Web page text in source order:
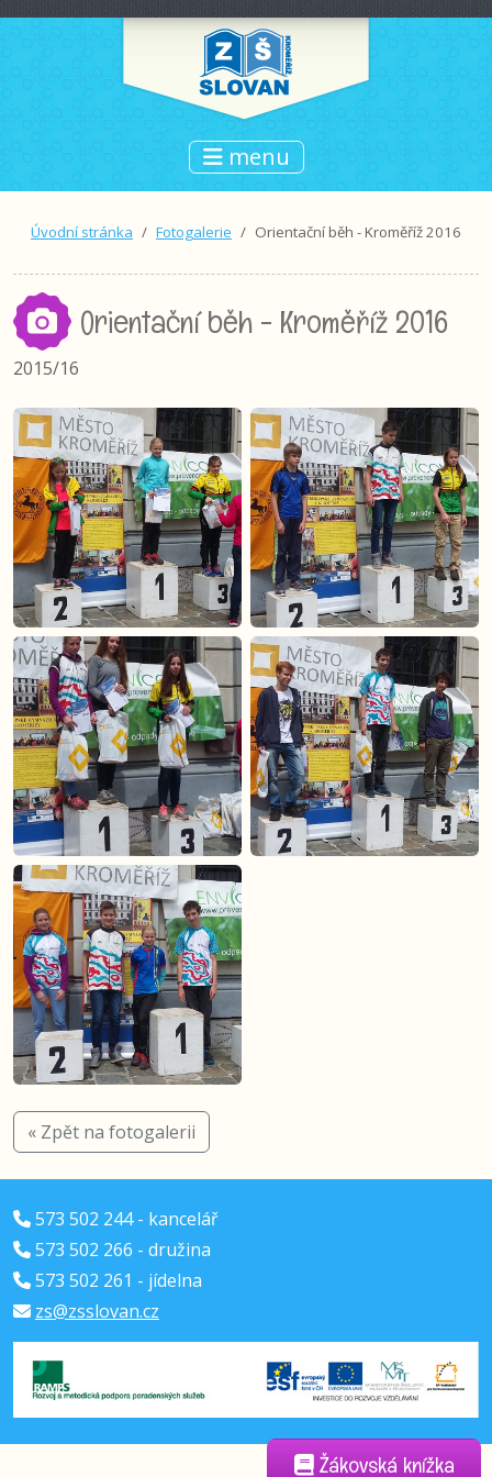
menu
Úvodní stránka Fotogalerie Orientační běh - Kroměříž 2016
Orientační běh - Kroměříž 2016
2015/16
« Zpět na fotogalerii
573 502 244 - kancelář
573 502 266 - družina
573 502 261 - jídelna
zs@zsslovan.cz
Žákovská knížka